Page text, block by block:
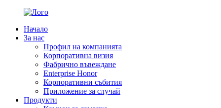
Начало
За нас
Профил на компанията
Корпоративна визия
Фабрично въвеждане
Enterprise Honor
Корпоративни събития
Приложение за случай
Продукти